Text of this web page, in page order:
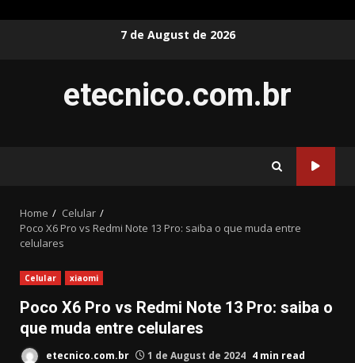
7 de August de 2026
etecnico.com.br
Home
Celular
Poco X6 Pro vs Redmi Note 13 Pro: saiba o que muda entre
celulares
Celular xiaomi
Poco X6 Pro vs Redmi Note 13 Pro: saiba o
que muda entre celulares
etecnico.com.br 1 de August de 2024 4 min read